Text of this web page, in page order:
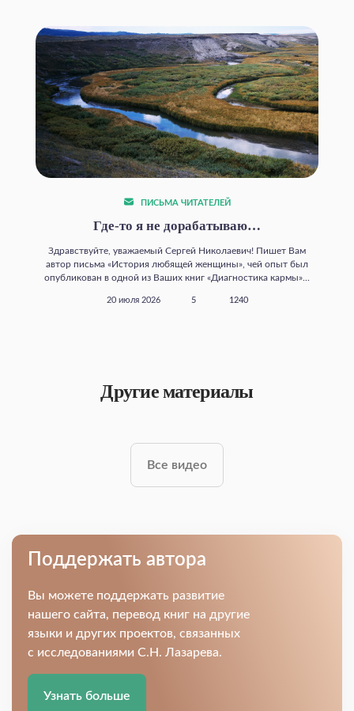
ПИСЬМА ЧИТАТЕЛЕЙ
Где‑то я не дорабатываю…
Здравствуйте, уважаемый Сергей Николаевич! Пишет Вам
автор письма «История любящей женщины», чей опыт был
опубликован в одной из Ваших книг «Диагностика кармы»...
20 июля 2026 5 1240
Другие материалы
Все видео
Поддержать автора
Вы можете поддержать развитие
нашего сайта, перевод книг на другие
языки и других проектов, связанных
с исследованиями С.Н. Лазарева.
Узнать больше